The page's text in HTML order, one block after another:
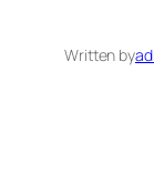
Written by